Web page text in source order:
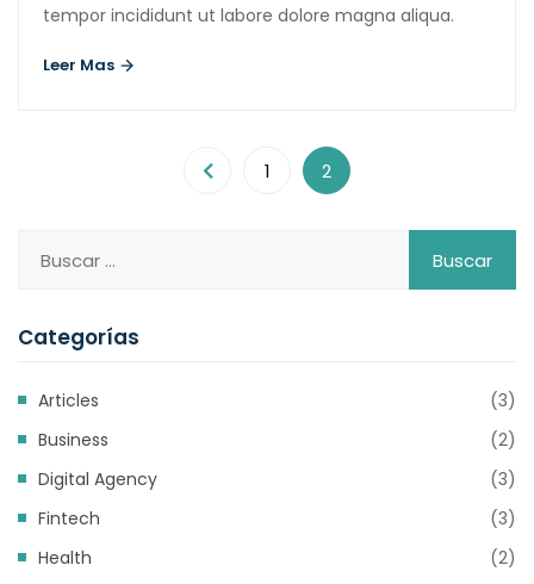
tempor incididunt ut labore dolore magna aliqua.
Leer Mas
1 2
Categorías
Articles
(3)
Business
(2)
Digital Agency
(3)
Fintech
(3)
Health
(2)